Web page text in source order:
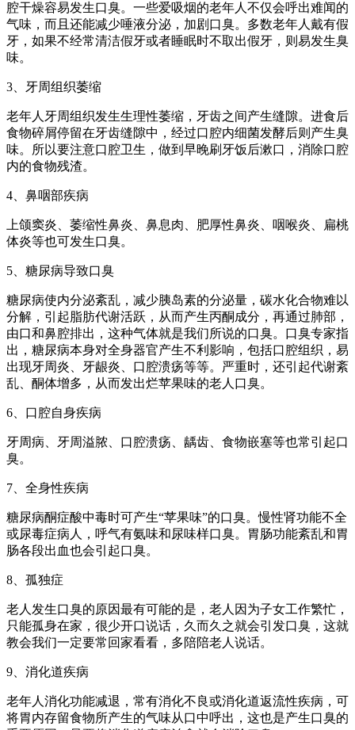
腔干燥容易发生口臭。一些爱吸烟的老年人不仅会呼出难闻的
气味，而且还能减少唾液分泌，加剧口臭。多数老年人戴有假
牙，如果不经常清洁假牙或者睡眠时不取出假牙，则易发生臭
味。
3、牙周组织萎缩
老年人牙周组织发生生理性萎缩，牙齿之间产生缝隙。进食后
食物碎屑停留在牙齿缝隙中，经过口腔内细菌发酵后则产生臭
味。所以要注意口腔卫生，做到早晚刷牙饭后漱口，消除口腔
内的食物残渣。
4、鼻咽部疾病
上颌窦炎、萎缩性鼻炎、鼻息肉、肥厚性鼻炎、咽喉炎、扁桃
体炎等也可发生口臭。
5、糖尿病导致口臭
糖尿病使内分泌紊乱，减少胰岛素的分泌量，碳水化合物难以
分解，引起脂肪代谢活跃，从而产生丙酮成分，再通过肺部，
由口和鼻腔排出，这种气体就是我们所说的口臭。口臭专家指
出，糖尿病本身对全身器官产生不利影响，包括口腔组织，易
出现牙周炎、牙龈炎、口腔溃疡等等。严重时，还引起代谢紊
乱、酮体增多，从而发出烂苹果味的老人口臭。
6、口腔自身疾病
牙周病、牙周溢脓、口腔溃疡、龋齿、食物嵌塞等也常引起口
臭。
7、全身性疾病
糖尿病酮症酸中毒时可产生“苹果味”的口臭。慢性肾功能不全
或尿毒症病人，呼气有氨味和尿味样口臭。胃肠功能紊乱和胃
肠各段出血也会引起口臭。
8、孤独症
老人发生口臭的原因最有可能的是，老人因为子女工作繁忙，
只能孤身在家，很少开口说话，久而久之就会引发口臭，这就
教会我们一定要常回家看看，多陪陪老人说话。
9、消化道疾病
老年人消化功能减退，常有消化不良或消化道返流性疾病，可
将胃内存留食物所产生的气味从口中呼出，这也是产生口臭的